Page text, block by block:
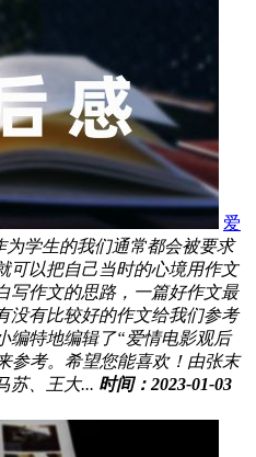
爱
为学生的我们通常都会被要求
可以把自己当时的心境用作文
写作文的思路，一篇好作文最
没有比较好的作文给我们参考
编特地编辑了“爱情电影观后
参考。希望您能喜欢！由张末
苏、王大... 时间：2023-01-03